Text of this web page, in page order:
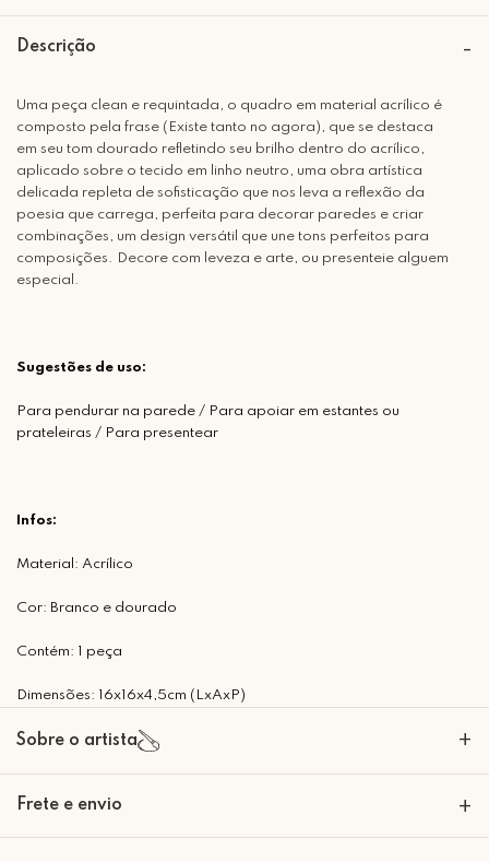
Descrição
Uma peça clean e requintada, o quadro em material acrílico é
composto pela frase (Existe tanto no agora), que se destaca
em seu tom dourado refletindo seu brilho dentro do acrílico,
aplicado sobre o tecido em linho neutro, uma obra artística
delicada repleta de sofisticação que nos leva a reflexão da
poesia que carrega, perfeita para decorar paredes e criar
combinações, um design versátil que une tons perfeitos para
composições. Decore com leveza e arte, ou presenteie alguem
especial.
Sugestões de uso:
Para pendurar na parede / Para apoiar em estantes ou
prateleiras / Para presentear
Infos:
Material: Acrílico
Cor: Branco e dourado
Contém: 1 peça
Dimensões: 16x16x4,5cm (LxAxP)
Sobre o artista +
A Mimo Galeria nasceu para transformar paredes em expressões de
Frete e envio +